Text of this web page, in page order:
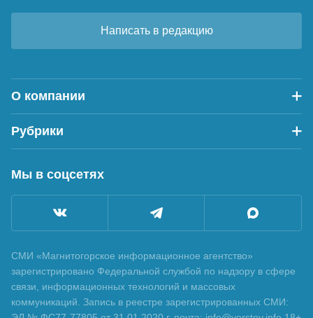
Написать в редакцию
О компании
Рубрики
Мы в соцсетях
СМИ «Магнитогорское информационное агентство»
зарегистрировано Федеральной службой по надзору в сфере
связи, информационных технологий и массовых
коммуникаций. Запись в реестре зарегистрированных СМИ: